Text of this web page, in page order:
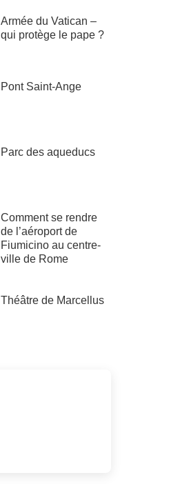
Armée du Vatican –
qui protège le pape ?
Pont Saint-Ange
Parc des aqueducs
Comment se rendre
de l’aéroport de
Fiumicino au centre-
ville de Rome
Théâtre de Marcellus